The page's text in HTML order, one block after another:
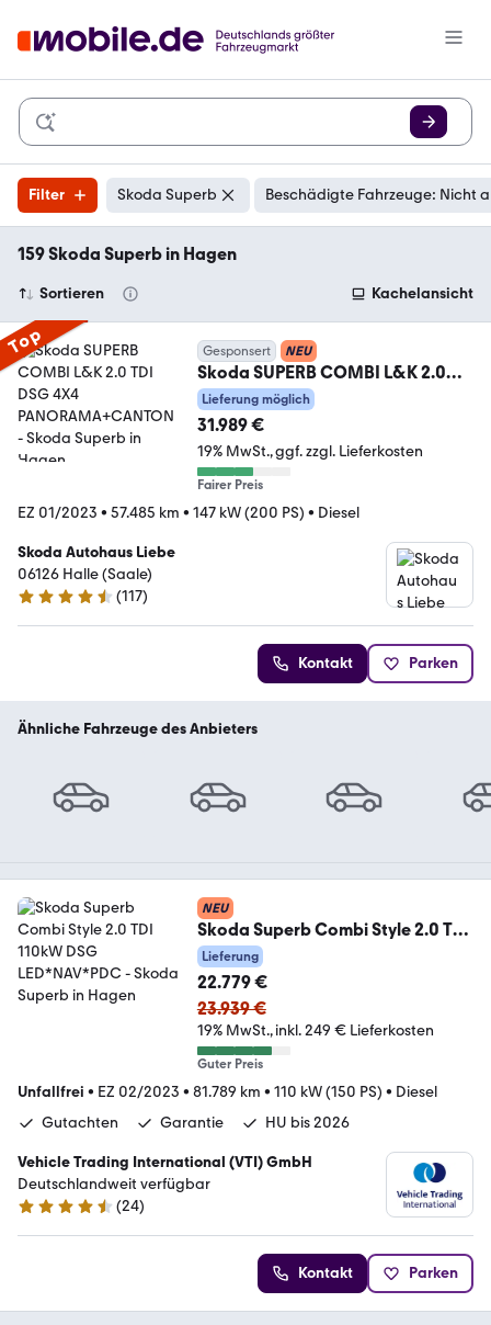
Filter Skoda Superb Beschädigte Fahrzeuge: Nicht
159 Skoda Superb in Hagen
Sortieren Kachelansicht
Top Gesponsert NEU
Skoda SUPERB COMBI L&K 2.0
TDI DSG 4X4
PANORAMA+CANTON
Lieferung möglich
31.989 €
19% MwSt. ggf. zzgl. Lieferkosten
Fairer Preis
EZ 01/2023 • 57.485 km • 147 kW (200 PS) • Diesel
Skoda Autohaus Liebe
06126 Halle (Saale)
4.5 Sterne
(117)
Kontakt Parken
Ähnliche Fahrzeuge des Anbieters
NEU
Skoda Superb Combi Style 2.0 TDI
110kW DSG LED*NAV*PDC
Lieferung
22.779 €
23.939 €
19% MwSt. inkl. 249 € Lieferkosten
Guter Preis
Unfallfrei • EZ 02/2023 • 81.789 km • 110 kW (150 PS) • Diesel
Gutachten
Garantie HU bis 2026
Vehicle Trading International (VTI) GmbH
Deutschlandweit verfügbar
4.4 Sterne
(24)
Kontakt Parken